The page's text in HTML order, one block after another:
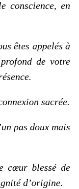
conscience, en
êtes appelés à
de votre
sacrée.
pas doux mais
cœur blessé de
d’origine.